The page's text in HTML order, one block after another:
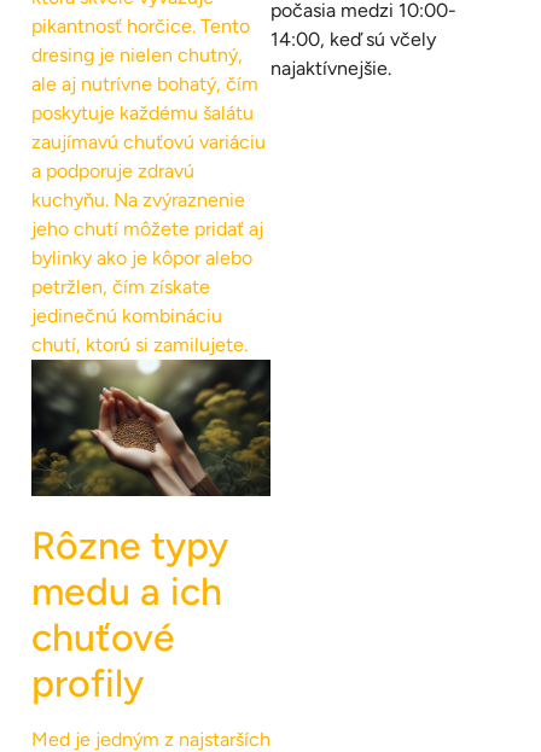
pikantnosť horčice. Tento
dresing je nielen chutný,
ale aj nutrívne bohatý, čím
poskytuje každému šalátu
zaujímavú chuťovú variáciu
a podporuje zdravú
kuchyňu. Na zvýraznenie
jeho chutí môžete pridať aj
bylinky ako je kôpor alebo
petržlen, čím získate
jedinečnú kombináciu
chutí, ktorú si zamilujete.
Rôzne typy
medu a ich
chuťové
profily
Med je jedným z najstarších
počasia medzi 10:00-
14:00, keď sú včely
najaktívnejšie.